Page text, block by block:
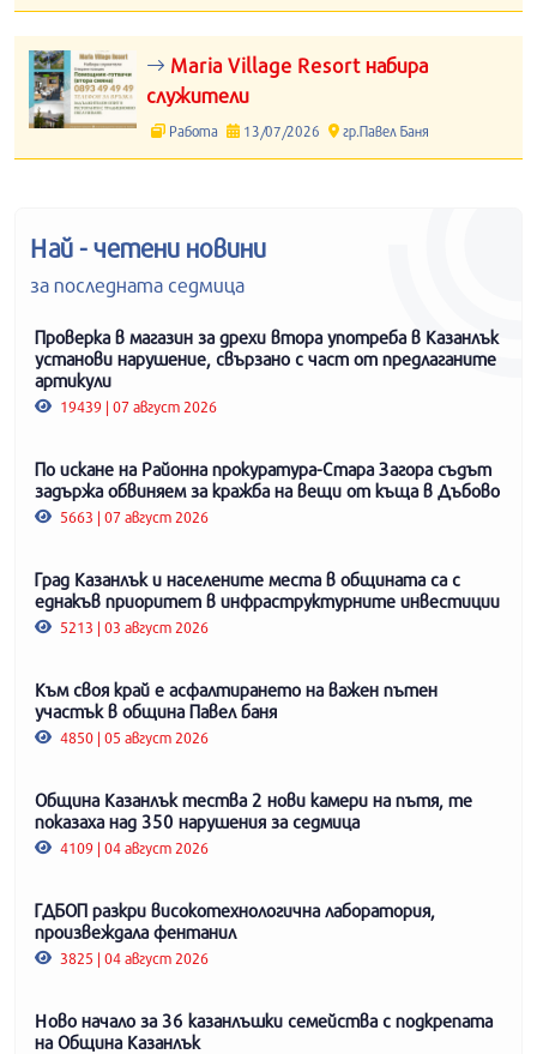
Maria Village Resort набира
служители
Работа 13/07/2026 гр.Павел Баня
Най - четени новини
за последната седмица
Проверка в магазин за дрехи втора употреба в Казанлък
установи нарушение, свързано с част от предлаганите
артикули
19439 | 07 август 2026
По искане на Районна прокуратура-Стара Загора съдът
задържа обвиняем за кражба на вещи от къща в Дъбово
5663 | 07 август 2026
Град Казанлък и населените места в общината са с
еднакъв приоритет в инфраструктурните инвестиции
5213 | 03 август 2026
Към своя край е асфалтирането на важен пътен
участък в община Павел баня
4850 | 05 август 2026
Община Казанлък тества 2 нови камери на пътя, те
показаха над 350 нарушения за седмица
4109 | 04 август 2026
ГДБОП разкри високотехнологична лаборатория,
произвеждала фентанил
3825 | 04 август 2026
Ново начало за 36 казанлъшки семейства с подкрепата
на Община Казанлък